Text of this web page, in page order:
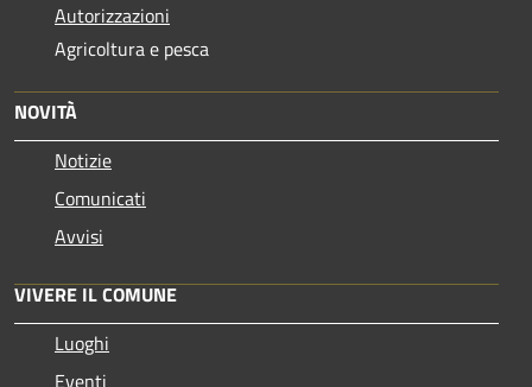
Autorizzazioni
Agricoltura e pesca
NOVITÀ
Notizie
Comunicati
Avvisi
VIVERE IL COMUNE
Luoghi